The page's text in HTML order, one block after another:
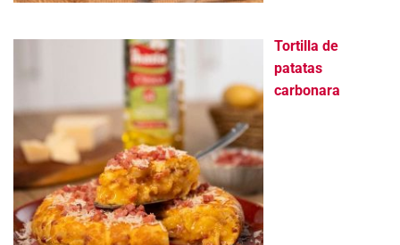
Tortilla de
patatas
carbonara